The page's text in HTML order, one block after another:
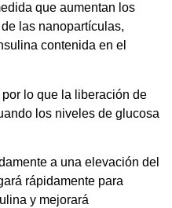
que aumentan los
las nanopartículas,
contenida en el
lo que la liberación de
los niveles de glucosa
a una elevación del
rápidamente para
y mejorará